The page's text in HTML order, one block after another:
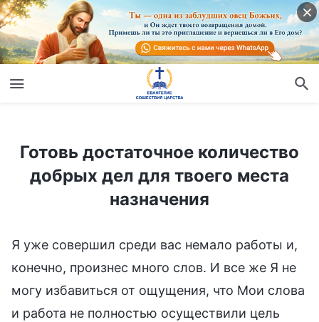
Готовь достаточное количество
добрых дел для твоего места
назначения
Я уже совершил среди вас немало работы и,
конечно, произнес много слов. И все же Я не
могу избавиться от ощущения, что Мои слова
и работа не полностью осуществили цель